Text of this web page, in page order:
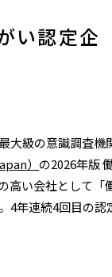
い認定企
大級の意識調査機
） の2026年版
高い会社として「
4年連続4回目の認